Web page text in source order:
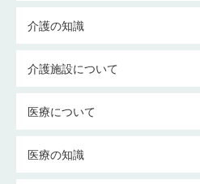
介護の知識
介護施設について
医療について
医療の知識